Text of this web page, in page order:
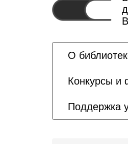
О
Конкурсы и
Поддержка